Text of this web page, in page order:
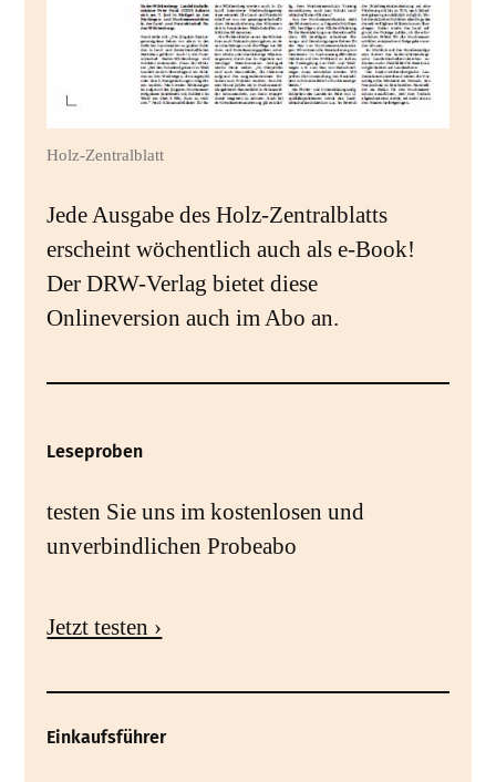
Holz-Zentralblatt
Jede Ausgabe des Holz-Zentralblatts
erscheint wöchentlich auch als e-Book!
Der DRW-Verlag bietet diese
Onlineversion auch im Abo an.
Leseproben
testen Sie uns im kostenlosen und
unverbindlichen Probeabo
Jetzt testen ›
Einkaufsführer